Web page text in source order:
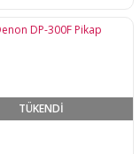
TÜKENDİ